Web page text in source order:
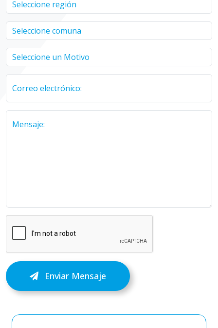
Correo electrónico:
Mensaje:
Enviar Mensaje